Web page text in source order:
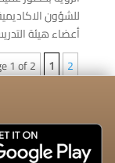
للشؤون
أعضاء هيئة
1 of 2
1 2